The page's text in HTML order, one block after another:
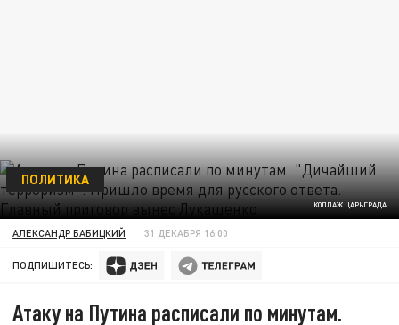
КОЛЛАЖ ЦАРЬГРАДА
ПОЛИТИКА
АЛЕКСАНДР БАБИЦКИЙ 31 ДЕКАБРЯ 16:00
ПОДПИШИТЕСЬ:
Атаку на Путина расписали по минутам.